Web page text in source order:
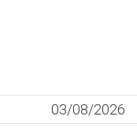
03/08/2026